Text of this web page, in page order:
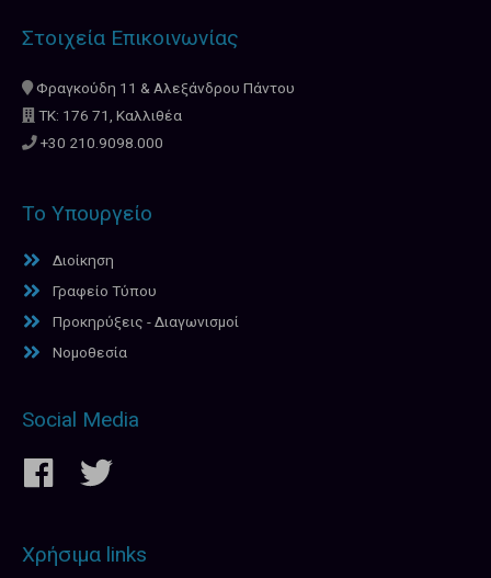
Στοιχεία Επικοινωνίας
Φραγκούδη 11 & Αλεξάνδρου Πάντου
ΤΚ: 176 71, Καλλιθέα
+30 210.9098.000
Το Υπουργείο
Διοίκηση
Γραφείο Τύπου
Προκηρύξεις - Διαγωνισμοί
Νομοθεσία
Social Media
Χρήσιμα links